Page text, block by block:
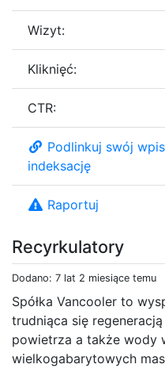
Recyrkulatory
Dodano: 7 lat 2 miesiące temu
Spółka Vancooler to
trudniąca się regeneracją
powietrza a także wody
wielkogabarytowych
Wizyt:
Kliknięć:
CTR:
Podlinkuj swój
indeksację
Raportuj